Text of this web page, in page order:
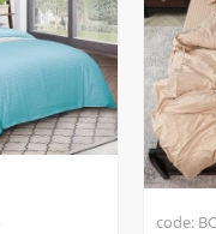
code: